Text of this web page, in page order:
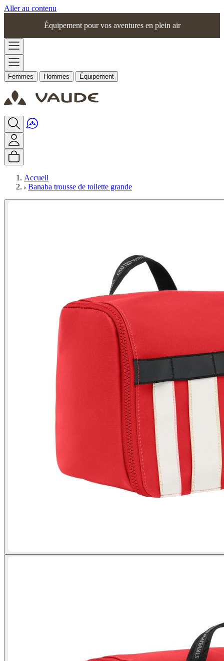
Aller au contenu
Équipement pour vos aventures en plein air
Femmes Hommes Équipement
Accueil
Banaba trousse de toilette grande